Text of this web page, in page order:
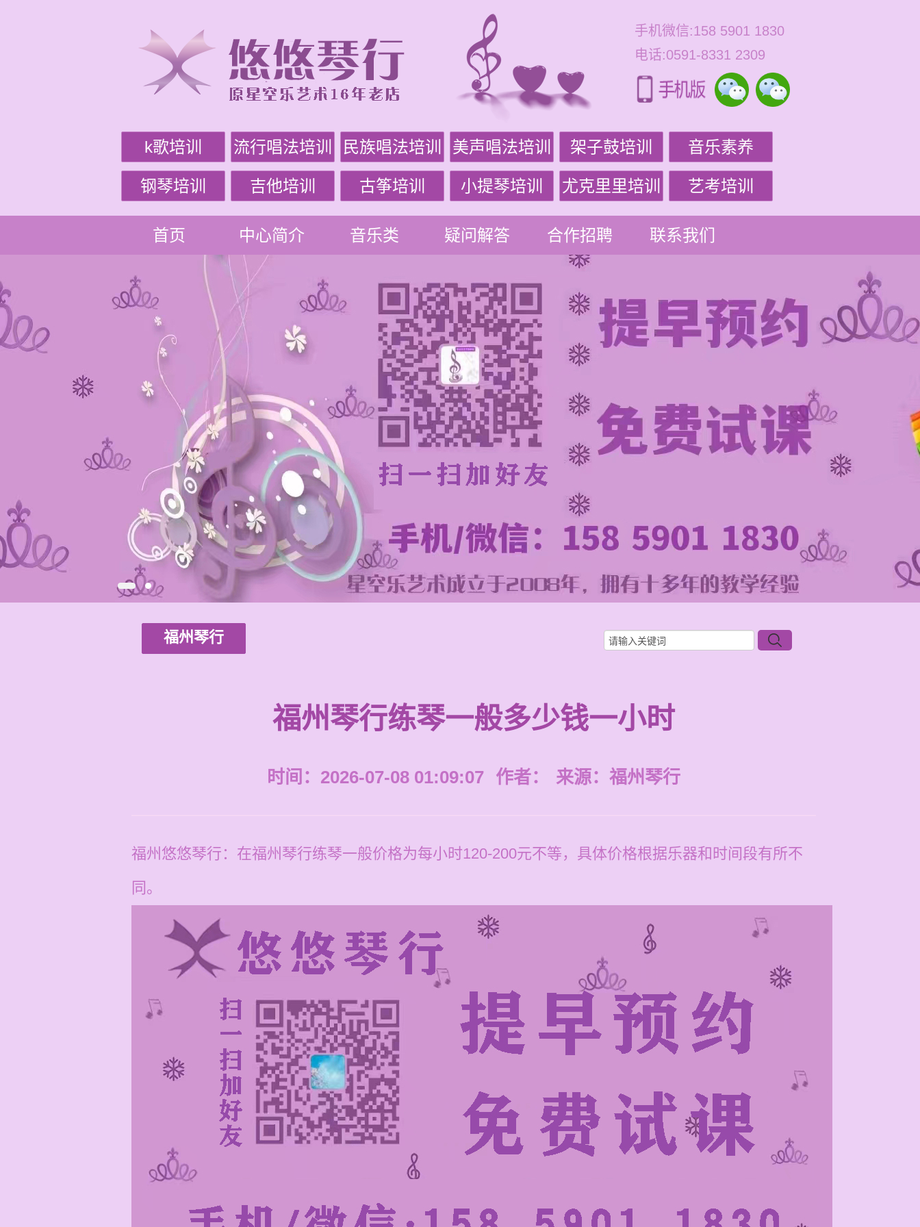
手机微信:158 5901 1830
电话:0591-8331 2309
k歌培训 流行唱法培训 民族唱法培训 美声唱法培训 架子鼓培训 音乐素养
钢琴培训 吉他培训 古筝培训 小提琴培训 尤克里里培训 艺考培训
首页 中心简介 音乐类 疑问解答 合作招聘 联系我们
福州琴行
福州琴行练琴一般多少钱一小时
时间：2026-07-08 01:09:07 作者： 来源： 福州琴行
福州悠悠琴行：在福州琴行练琴一般价格为每小时120-200元不等，具体价格根据乐器和时间段有所不
同。